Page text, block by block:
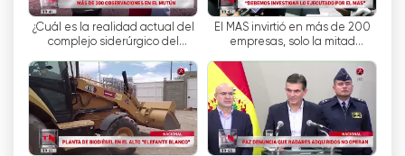
zpravodajství, takže uživatelé mohou mít
přehled o tom, co se děje ve světě.
Uživatelé se mohou těšit také na širokou škálu
živých sportovních pořadů. Od velkých
fotbalových šampionátů až po tenisové turnaje
mohou uživatelé sledovat své oblíbené zápasy,
aniž by museli platit jakékoli poplatky.
¿Cuál es la realidad actual del
complejo siderúrgico del
El MAS invirtió en más de 200
empresas, solo la mitad